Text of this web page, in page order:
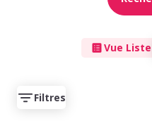
Vue Liste
Filtres